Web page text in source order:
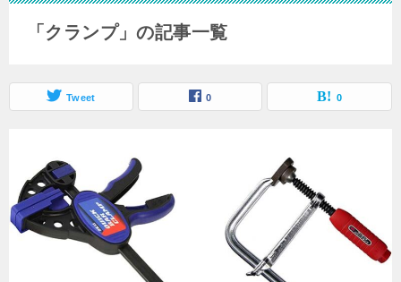
「クランプ」の記事一覧
Tweet 0 0